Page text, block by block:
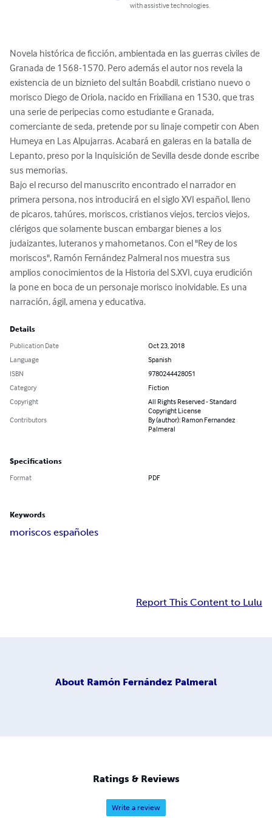
with assistive technologies.
Novela histórica de ficción, ambientada en las guerras civiles de
Granada de 1568-1570. Pero además el autor nos revela la
existencia de un biznieto del sultán Boabdil, cristiano nuevo o
morisco Diego de Oriola, nacido en Frixiliana en 1530, que tras
una serie de peripecias como estudiante e Granada,
comerciante de seda, pretende por su linaje competir con Aben
Humeya en Las Alpujarras. Acabará en galeras en la batalla de
Lepanto, preso por la Inquisición de Sevilla desde donde escribe
sus memorias.
Bajo el recurso del manuscrito encontrado el narrador en
primera persona, nos introducirá en el siglo XVI español, lleno
de picaros, tahúres, moriscos, cristianos viejos, tercios viejos,
clérigos que solamente buscan embargar bienes a los
judaizantes, luteranos y mahometanos. Con el "Rey de los
moriscos", Ramón Fernández Palmeral nos muestra sus
amplios conocimientos de la Historia del S.XVI, cuya erudición
la pone en boca de un personaje morisco inolvidable. Es una
narración, ágil, amena y educativa.
Details
Publication Date
Oct 23, 2018
Language
Spanish
ISBN
9780244428051
Category
Fiction
Copyright
All Rights Reserved - Standard
Copyright License
Contributors
By (author): Ramon Fernandez
Palmeral
Specifications
Format PDF
Keywords
moriscos españoles
Report This Content to Lulu
About Ramón Fernández Palmeral
Ratings & Reviews
Write a review